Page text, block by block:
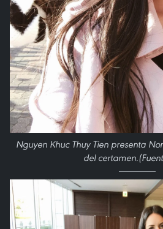
Nguyen Khuc Thuy Tien presenta
del